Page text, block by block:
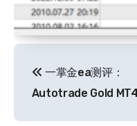
章
导
一掌金ea测评：
Autotrade Gold MT4